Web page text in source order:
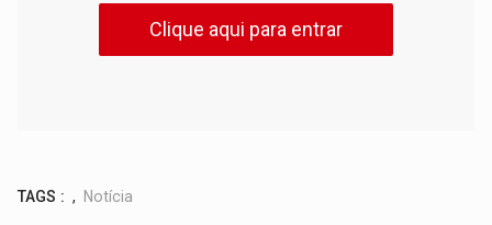
Clique aqui para entrar
TAGS : , Notícia